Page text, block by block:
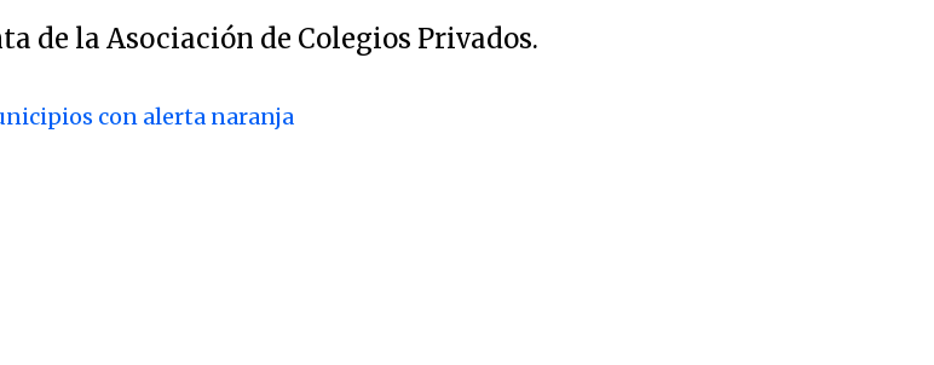
de la Asociación de Colegios Privados.
con alerta naranja